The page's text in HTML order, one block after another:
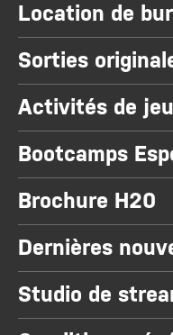
Location de
Sorties
Activités de
Bootcamps
Brochure H20
Dernières
Studio de